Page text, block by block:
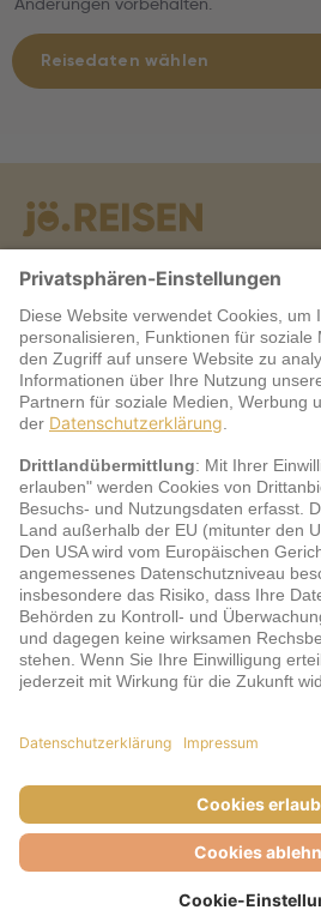
Reisedaten wählen
Warum jö?
Service
jö Bonus Club Partner
Zahlungsarten & Sicherheit
AGB
Datenschutz